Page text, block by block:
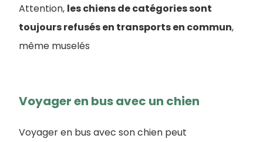
Attention, les chiens de catégories sont
toujours refusés en transports en commun,
même muselés
Voyager en bus avec un chien
Voyager en bus avec son chien peut